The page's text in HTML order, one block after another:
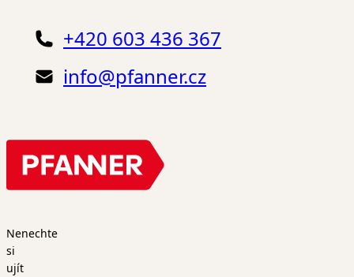
Nenechte
si
ujít
+420 603 436 367
info@pfanner.cz